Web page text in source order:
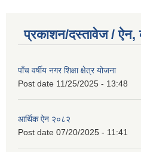
प्रकाशन/दस्तावेज / ऐन,
पाँच वर्षीय नगर शिक्षा क्षेत्र योजना
Post date 11/25/2025 - 13:48
आर्थिक ऐन २०८२
Post date 07/20/2025 - 11:41